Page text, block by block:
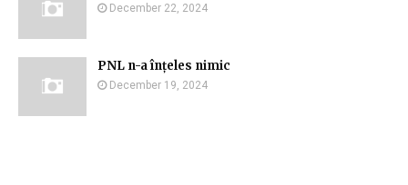
December 22, 2024
PNL n-a înțeles nimic
December 19, 2024